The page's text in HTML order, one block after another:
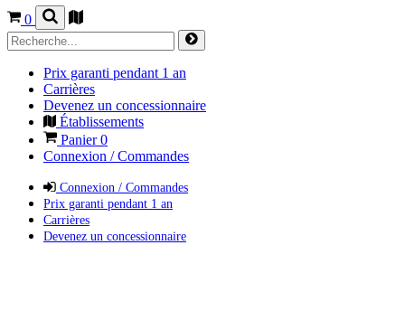
0
Prix garanti pendant 1 an
Carrières
Devenez un concessionnaire
Établissements
Panier0
Connexion / Commandes
Connexion / Commandes
Prix garanti pendant 1 an
Carrières
Devenez un concessionnaire